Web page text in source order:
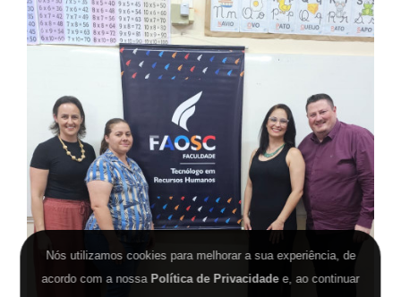
Nós utilizamos cookies para melhorar a sua experiência, de
acordo com a nossa Política de Privacidadee, ao continuar